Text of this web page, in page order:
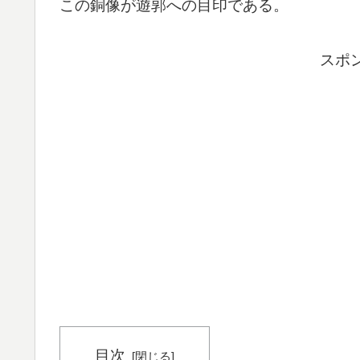
この銅像が遊郭への目印である。
スポ
目次